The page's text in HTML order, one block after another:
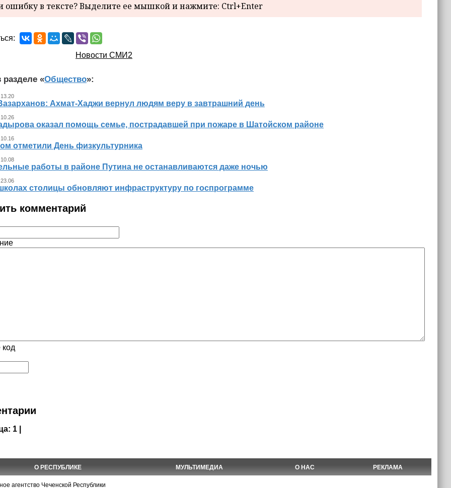
в тексте? Выделите ее мышкой и нажмите: Ctrl+Enter
Новости СМИ2
разделе «Общество»:
Ахмат-Хаджи вернул людям веру в завтрашний день
оказал помощь семье, пострадавшей при пожаре в Шатойском районе
отметили День физкультурника
работы в районе Путина не останавливаются даже ночью
столицы обновляют инфраструктуру по госпрограмме
комментарий
код
1 |
О РЕСПУБЛИКЕ МУЛЬТИМЕДИА О НАС РЕКЛАМА
агентство Чеченской Республики